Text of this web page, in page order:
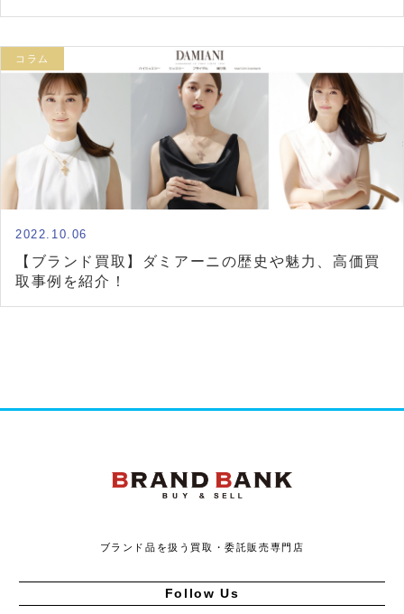
コラム
2022.10.06
【ブランド買取】ダミアーニの歴史や魅力、高価買
取事例を紹介！
ブランド品を扱う買取・委託販売専門店
Follow Us